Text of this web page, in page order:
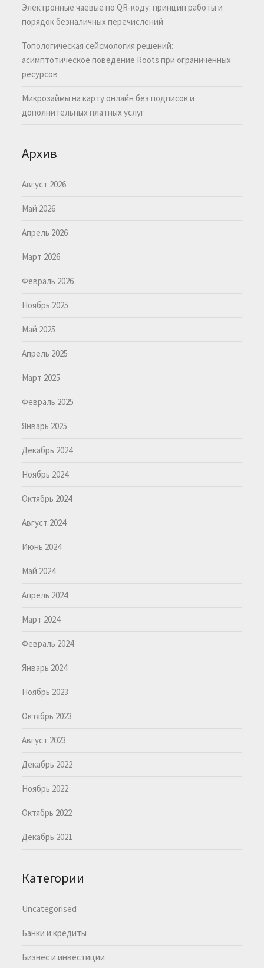
Электронные чаевые по QR-коду: принцип работы и
порядок безналичных перечислений
Топологическая сейсмология решений:
асимптотическое поведение Roots при ограниченных
ресурсов
Микрозаймы на карту онлайн без подписок и
дополнительных платных услуг
Архив
Август 2026
Май 2026
Апрель 2026
Март 2026
Февраль 2026
Ноябрь 2025
Май 2025
Апрель 2025
Март 2025
Февраль 2025
Январь 2025
Декабрь 2024
Ноябрь 2024
Октябрь 2024
Август 2024
Июнь 2024
Май 2024
Апрель 2024
Март 2024
Февраль 2024
Январь 2024
Ноябрь 2023
Октябрь 2023
Август 2023
Декабрь 2022
Ноябрь 2022
Октябрь 2022
Декабрь 2021
Категории
Uncategorised
Банки и кредиты
Бизнес и инвестиции